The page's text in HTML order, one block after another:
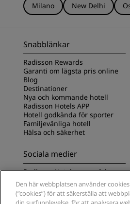
Milano
New Delhi
Snabblänkar
Radisson Rewards
Garanti om lägsta pris online
Blog
Destinationer
Nya och kommande hotell
Radisson Hotels APP
Hotell godkända för sporter
Familjevänliga hotell
Hälsa och säkerhet
Sociala medier
Radisson Hotels varumärken
Den här webbplatsen använder
(”cookies”) för att säkerställa att